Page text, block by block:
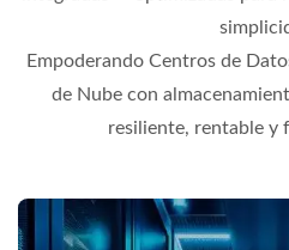
Empoderando Centros de
de Nube con
resiliente, rentable y